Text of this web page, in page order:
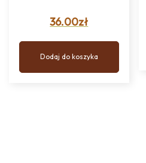
36.00zł
Dodaj do koszyka